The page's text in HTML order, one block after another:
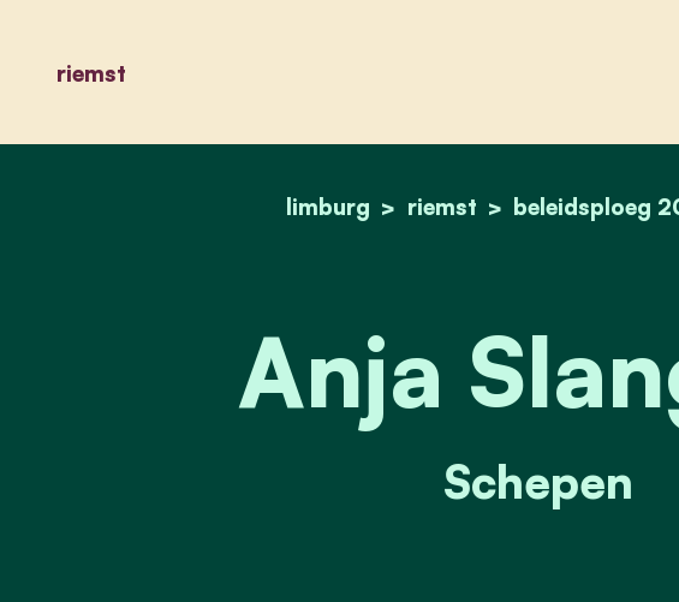
riemst
home
limburg riemst beleidsploeg
anja
Anja
Schepen